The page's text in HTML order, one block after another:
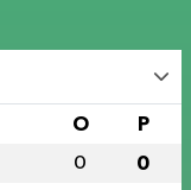
O P
0 0